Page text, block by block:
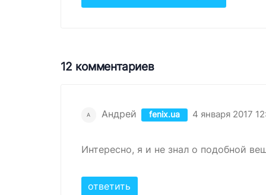
12 комментариев
А Андрей fenix.ua 4 января 2017
Интересно, я и не знал о подобной
ответить